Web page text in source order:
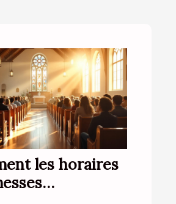
les horaires